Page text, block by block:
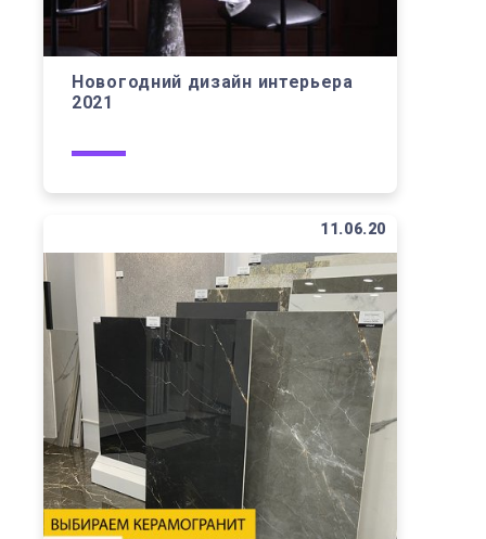
Новогодний дизайн интерьера
2021
11.06.20